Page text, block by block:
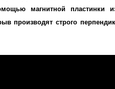
магнитной пластинки
производят строго